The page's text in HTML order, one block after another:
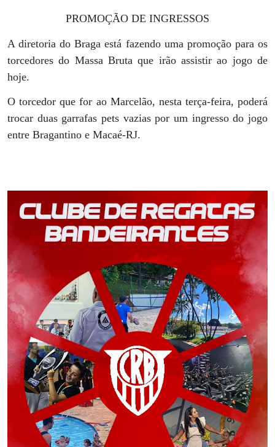
PROMOÇÃO DE INGRESSOS
A diretoria do Braga está fazendo uma promoção para os
torcedores do Massa Bruta que irão assistir ao jogo de
hoje.
O torcedor que for ao Marcelão, nesta terça-feira, poderá
trocar duas garrafas pets vazias por um ingresso do jogo
entre Bragantino e Macaé-RJ.